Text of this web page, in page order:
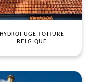
HYDROFUGE TOITURE
BELGIQUE